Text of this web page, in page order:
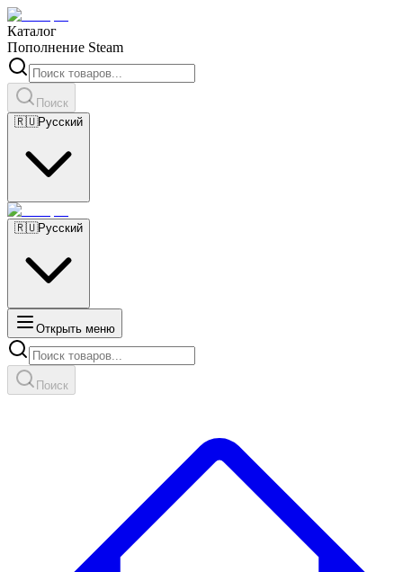
Каталог
Пополнение Steam
Поиск
🇷🇺Русский
🇷🇺Русский
Открыть меню
Поиск